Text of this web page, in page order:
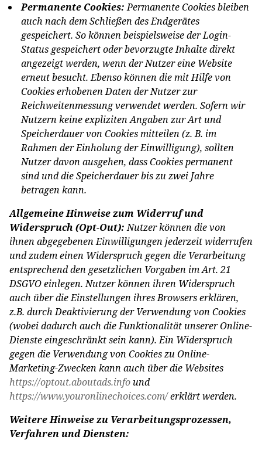
Permanente Cookies:Permanente Cookies bleiben
auch nach dem Schließen des Endgerätes
gespeichert. So können beispielsweise der Login-
Status gespeichert oder bevorzugte Inhalte direkt
angezeigt werden, wenn der Nutzer eine Website
erneut besucht. Ebenso können die mit Hilfe von
Cookies erhobenen Daten der Nutzer zur
Reichweitenmessung verwendet werden. Sofern wir
Nutzern keine expliziten Angaben zur Art und
Speicherdauer von Cookies mitteilen (z. B. im
Rahmen der Einholung der Einwilligung), sollten
Nutzer davon ausgehen, dass Cookies permanent
sind und die Speicherdauer bis zu zwei Jahre
betragen kann.
Allgemeine Hinweise zum Widerruf und
Widerspruch (Opt-Out):Nutzer können die von
ihnen abgegebenen Einwilligungen jederzeit widerrufen
und zudem einen Widerspruch gegen die Verarbeitung
entsprechend den gesetzlichen Vorgaben im Art. 21
DSGVO einlegen. Nutzer können ihren Widerspruch
auch über die Einstellungen ihres Browsers erklären,
z.B. durch Deaktivierung der Verwendung von Cookies
(wobei dadurch auch die Funktionalität unserer Online-
Dienste eingeschränkt sein kann). Ein Widerspruch
gegen die Verwendung von Cookies zu Online-
Marketing-Zwecken kann auch über die Websites
https://optout.aboutads.info und
https://www.youronlinechoices.com/erklärt werden.
Weitere Hinweise zu Verarbeitungsprozessen,
Verfahren und Diensten: